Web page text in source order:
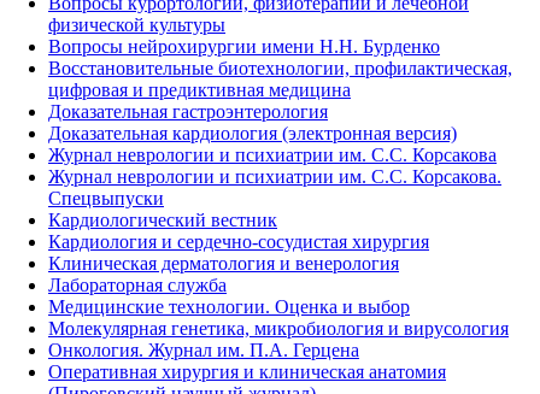
физической культуры
Вопросы нейрохирургии имени Н.Н. Бурденко
Восстановительные биотехнологии, профилактическая,
цифровая и предиктивная медицина
Доказательная гастроэнтерология
Доказательная кардиология (электронная версия)
Журнал неврологии и психиатрии им. С.С. Корсакова
Журнал неврологии и психиатрии им. С.С. Корсакова.
Спецвыпуски
Кардиологический вестник
Кардиология и сердечно-сосудистая хирургия
Клиническая дерматология и венерология
Лабораторная служба
Медицинские технологии. Оценка и выбор
Молекулярная генетика, микробиология и вирусология
Онкология. Журнал им. П.А. Герцена
Оперативная хирургия и клиническая анатомия